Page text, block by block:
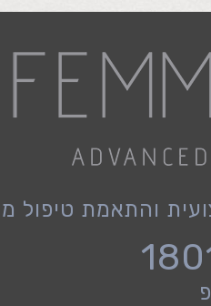
והתאמת טיפול